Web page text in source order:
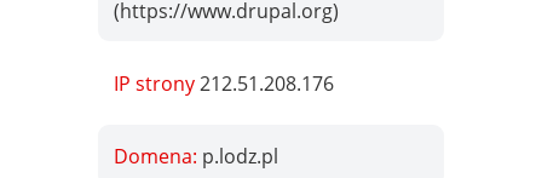
(https://www.drupal.org)
IP strony212.51.208.176
Domena: p.lodz.pl